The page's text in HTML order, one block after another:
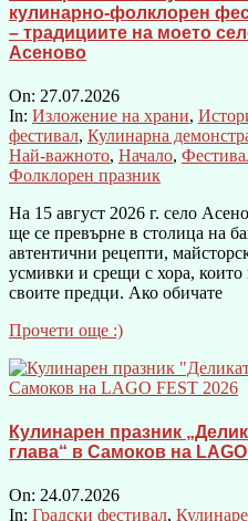
кулинарно-фолклорен
– традициите на моето
Асеново
On: 27.07.2026
In: Изложение на храни,
фестивал, Кулинарна
Най-важното, Начало,
Фолклорен празник
На 15 август 2026 г. село
ще се превърне в столица на
автентични рецепти,
усмивки и срещи с хора,
своите предци. Ако обичате
Прочети още :)
Кулинарен празник
глава“ в Самоков на
On: 24.07.2026
In: Градски фестивал,